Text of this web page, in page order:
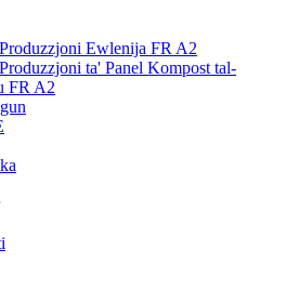
Ewlenija FR A2
ta' Panel Kompost tal-
FR A2